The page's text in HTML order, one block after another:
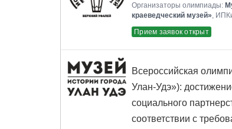
Организаторы олимпиады:
краеведческий музей» ,
Прием заявок открыт
Всероссийская
Улан-Удэ»):
социального
соответствии с